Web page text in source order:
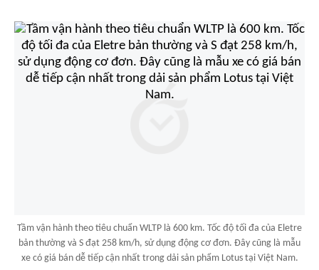
Tầm vận hành theo tiêu chuẩn WLTP là 600 km. Tốc độ tối đa của Eletre
bản thường và S đạt 258 km/h, sử dụng động cơ đơn. Đây cũng là mẫu
xe có giá bán dễ tiếp cận nhất trong dải sản phẩm Lotus tại Việt Nam.